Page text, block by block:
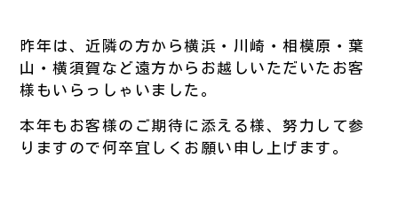
昨年は、近隣の方から横浜・川崎・相模原・葉
山・横須賀など遠方からお越しいただいたお客
様もいらっしゃいました。
本年もお客様のご期待に添える様、努力して参
りますので何卒宜しくお願い申し上げます。